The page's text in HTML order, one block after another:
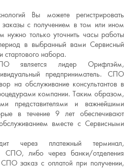
Вы можете регистрировать
с получением в том или ином
только уточнить часы работы
в выбранный вами Сервисный
стартового набора.
является лидер Орифлэйм,
предприниматель. СПО
на обслуживание консультантов в
компании. Таким образом,
представителями и важнейшими
в течение 9 лет обеспечивают
вместе с Сервисными
через платежный терминал,
СПО, либо через банки/отделения
заказ с оплатой при получении,